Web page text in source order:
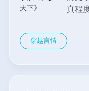
真程
说充
穿越言情